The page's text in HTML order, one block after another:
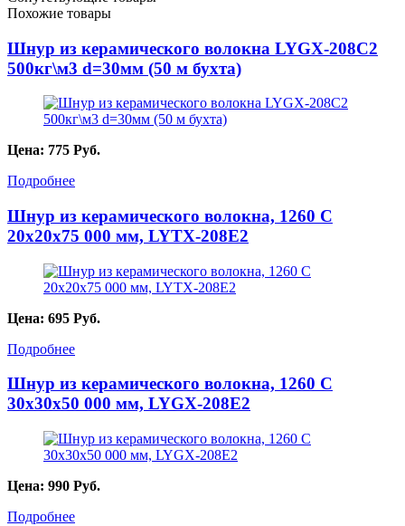
Похожие товары
Шнур из керамического волокна LYGX-208C2
500кг\м3 d=30мм (50 м бухта)
Цена: 775 Руб.
Подробнее
Шнур из керамического волокна, 1260 С
20х20х75 000 мм, LYTX-208E2
Цена: 695 Руб.
Подробнее
Шнур из керамического волокна, 1260 С
30х30х50 000 мм, LYGX-208E2
Цена: 990 Руб.
Подробнее